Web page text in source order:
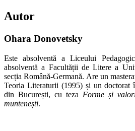
Autor
Ohara Donovetsky
Este absolventă a Liceului
absolventă a Facultății de Litere a
secția Română-Germană. Are un
Teoria Literaturii (1995) și un doctorat
din București, cu teza Forme și
muntenești.